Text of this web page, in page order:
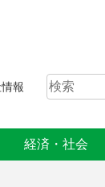
報
経済・社会